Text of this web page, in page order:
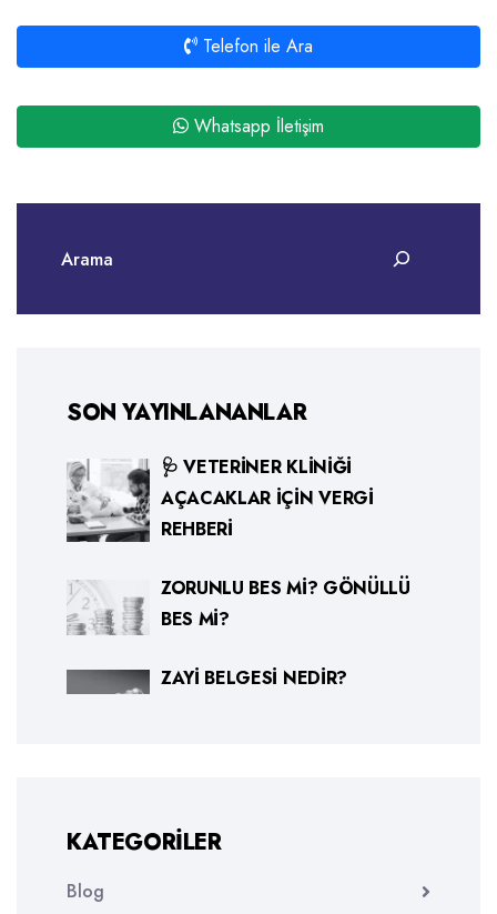
Telefon ile Ara
Whatsapp İletişim
SON YAYINLANANLAR
🩺 VETERINER KLINIĞI
AÇACAKLAR İÇIN VERGI
REHBERI
ZORUNLU BES MI? GÖNÜLLÜ
BES MI?
ZAYI BELGESI NEDIR?
KATEGORILER
Blog